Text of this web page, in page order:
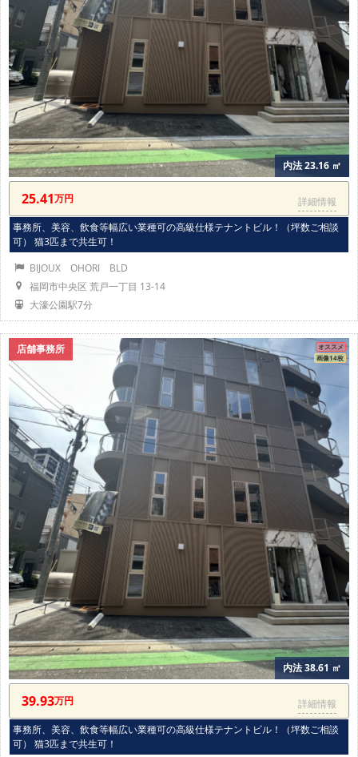
内法 23.16 ㎡
25.41万円
詳細情報
事務所、美容、飲食等幅広い業種可の高級仕様テナントビル！（坪数ご相談
可） 猫3匹まで共生可！
BIJOUX OHORI BLD
福岡市中央区 荒戸一丁目 13-14
大濠公園駅7分
店舗事務所
内法 38.61 ㎡
オススメ
画像14枚
39.93万円
詳細情報
事務所、美容、飲食等幅広い業種可の高級仕様テナントビル！（坪数ご相談
可） 猫3匹まで共生可！